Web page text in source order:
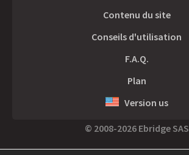
Contenu du site
Conseils d'utilisation
F.A.Q.
Plan
Version us
© 2008-2026 Ebridge SAS